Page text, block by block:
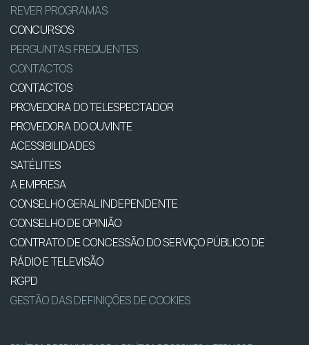
REVER PROGRAMAS
CONCURSOS
PERGUNTAS FREQUENTES
CONTACTOS
CONTACTOS
PROVEDORA DO TELESPECTADOR
PROVEDORA DO OUVINTE
ACESSIBILIDADES
SATÉLITES
A EMPRESA
CONSELHO GERAL INDEPENDENTE
CONSELHO DE OPINIÃO
CONTRATO DE CONCESSÃO DO SERVIÇO PÚBLICO DE
RÁDIO E TELEVISÃO
RGPD
GESTÃO DAS DEFINIÇÕES DE COOKIES